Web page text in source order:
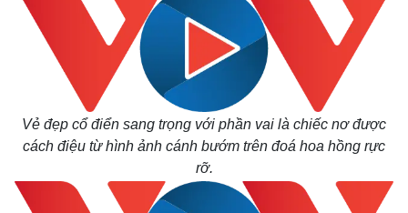
Vẻ đẹp cổ điển sang trọng với phần vai là chiếc nơ được
cách điệu từ hình ảnh cánh bướm trên đoá hoa hồng rực
rỡ.